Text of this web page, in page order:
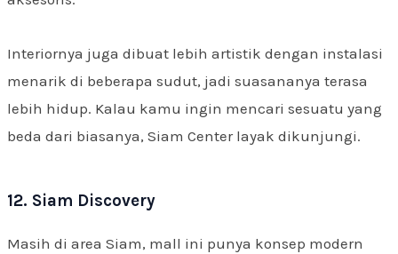
Interiornya juga dibuat lebih artistik dengan instalasi
menarik di beberapa sudut, jadi suasananya terasa
lebih hidup. Kalau kamu ingin mencari sesuatu yang
beda dari biasanya, Siam Center layak dikunjungi.
12. Siam Discovery
Masih di area Siam, mall ini punya konsep modern